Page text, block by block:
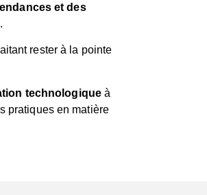
et des
.
rester à la pointe
technologique à
pratiques en matière